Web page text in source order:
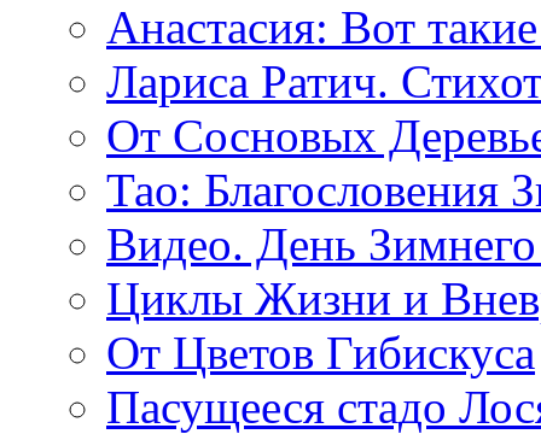
Анастасия: Вот
Лариса Ратич.
От Сосновых
Тао: Благословения
Видео. День
Циклы Жизни и
От Цветов Гибискуса
Пасущееся стадо